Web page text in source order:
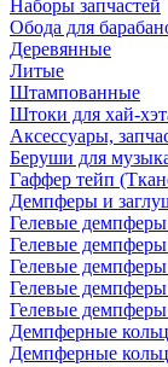
Наборы запчастей
Обода для
Деревянные
Литые
Штампованные
Штоки для хай-
Аксессуары,
Беруши для
Гаффер тейп
Демпферы и
Гелевые
Гелевые
Гелевые
Гелевые
Гелевые
Демпферные
Демпферные